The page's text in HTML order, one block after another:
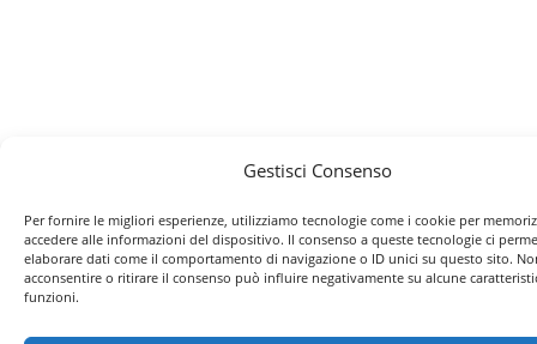
Gestisci Consenso
Per fornire le migliori esperienze, utilizziamo tecnologie come i cookie per
accedere alle informazioni del dispositivo. Il consenso a queste tecnologie ci
elaborare dati come il comportamento di navigazione o ID unici su questo sito.
acconsentire o ritirare il consenso può influire negativamente su alcune
funzioni.